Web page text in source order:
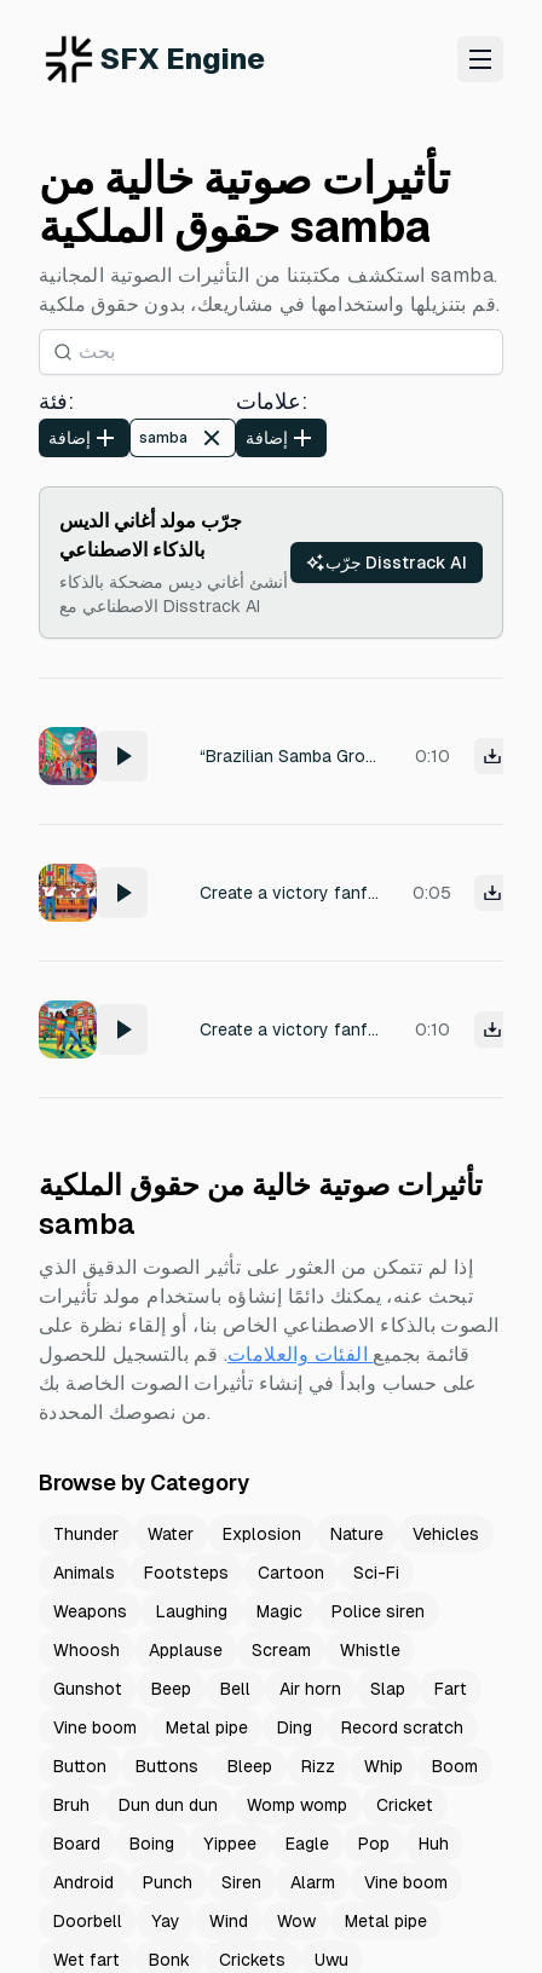
SFX Engine
تأثيرات صوتية خالية من
حقوق الملكية samba
استكشف مكتبتنا من التأثيرات الصوتية المجانية samba.
قم بتنزيلها واستخدامها في مشاريعك، بدون حقوق ملكية.
فئة:
إضافة samba
علامات:
إضافة
جرّب مولد أغاني الديس
بالذكاء الاصطناعي
أنشئ أغاني ديس مضحكة بالذكاء
الاصطناعي مع Disstrack AI
جرّب Disstrack AI
“Brazilian Samba Groove” – Epidemic Sound 0:10
Create a victory fanfare in the style of Final Fantasy victore fanfare, but with a Brazilian samba twist 0:05
Create a victory fanfare in the style of Final Fantasy victore fanfare, but with a Brazilian samba twist 0:10
تأثيرات صوتية خالية من حقوق الملكية
samba
إذا لم تتمكن من العثور على تأثير الصوت الدقيق الذي
تبحث عنه، يمكنك دائمًا إنشاؤه باستخدام مولد تأثيرات
الصوت بالذكاء الاصطناعي الخاص بنا، أو إلقاء نظرة على
قائمة بجميع الفئات والعلامات. قم بالتسجيل للحصول
على حساب وابدأ في إنشاء تأثيرات الصوت الخاصة بك
من نصوصك المحددة.
Browse by Category
Thunder Water Explosion Nature
Vehicles
Animals
Footsteps Cartoon
Sci-Fi
Weapons
Laughing Magic
Police siren
Whoosh
Applause Scream
Whistle
Gunshot
Beep Bell Air horn Slap
Fart
Vine boom
Metal pipe Ding
Record scratch
Button
Buttons Bleep Rizz Whip
Boom
Bruh
Dun dun dun Womp womp
Cricket
Board
Boing Yippee Eagle Pop
Huh
Android
Punch Siren Alarm
Vine boom
Doorbell
Yay Wind Wow
Metal pipe
Wet fart
Bonk Crickets Uwu